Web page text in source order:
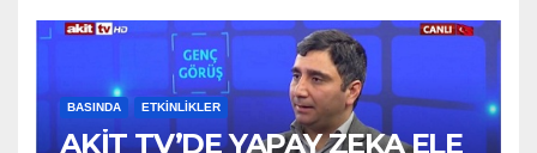
BASINDA ETKINLIKLER
AKİT TV’DE YAPAY ZEKA ELE